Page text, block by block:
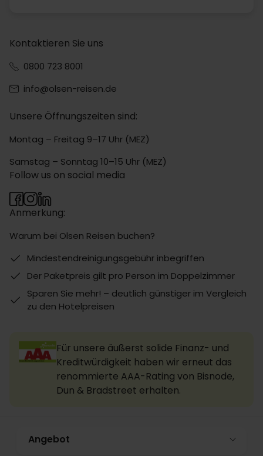
Kontaktieren Sie uns
0800 723 8001
info@olsen-reisen.de
Unsere Öffnungszeiten sind:
Montag – Freitag 9–17 Uhr (MEZ)
Samstag – Sonntag 10–15 Uhr (MEZ)
Anmerkung:
Warum bei Olsen Reisen buchen?
Mindestendreinigungsgebühr inbegriffen
Der Paketpreis gilt pro Person im Doppelzimmer
Sparen Sie mehr! – deutlich günstiger im Vergleich
zu den Hotelpreisen
Follow us on social media
Für unsere äußerst solide Finanz- und
Kreditwürdigkeit haben wir erneut das
renommierte AAA-Rating von Bisnode,
Dun & Bradstreet erhalten.
Angebot